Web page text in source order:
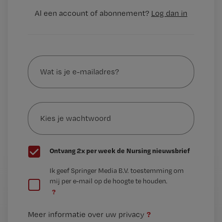
Al een account of abonnement? Log dan in
Wat
is
je
mailadres?
Kies
je
wachtwoord
G
e
t
Ontvang 2x per week de Nursing nieuwsbrief
e
t
Ik geef Springer Media B.V. toestemming om
mij per e-mail op de hoogte te houden.
?
Meer informatie over uw privacy ?